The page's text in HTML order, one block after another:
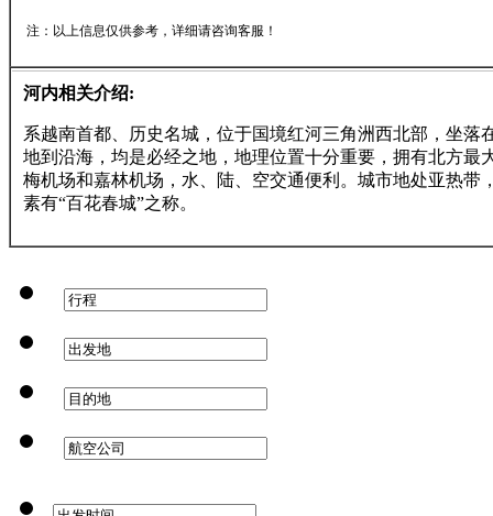
注：以上信息仅供参考，详细请咨询客服！
河内相关介绍:
系越南首都、历史名城，位于国境红河三角洲西北部，坐
地到沿海，均是必经之地，地理位置十分重要，拥有北方
梅机场和嘉林机场，水、陆、空交通便利。城市地处亚热
素有“百花春城”之称。